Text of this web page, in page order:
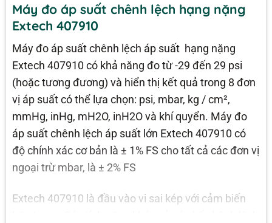
Máy đo áp suất chênh lệch hạng nặng
Extech 407910
Máy đo áp suất chênh lệch áp suất hạng nặng
Extech 407910 có khả năng đo từ -29 đến 29 psi
(hoặc tương đương) và hiển thị kết quả trong 8 đơn
vị áp suất có thể lựa chọn: psi, mbar, kg / cm²,
mmHg, inHg, mH2O, inH2O và khí quyển. Máy đo
áp suất chênh lệch áp suất lớn Extech 407910 có
độ chính xác cơ bản là ± 1% FS cho tất cả các đơn vị
ngoại trừ mbar, là ± 2% FS
Extech 407910 là đầu vào vi sai kép với cảm biến